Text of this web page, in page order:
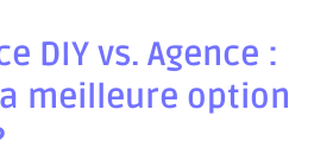
DIY vs. Agence :
meilleure option